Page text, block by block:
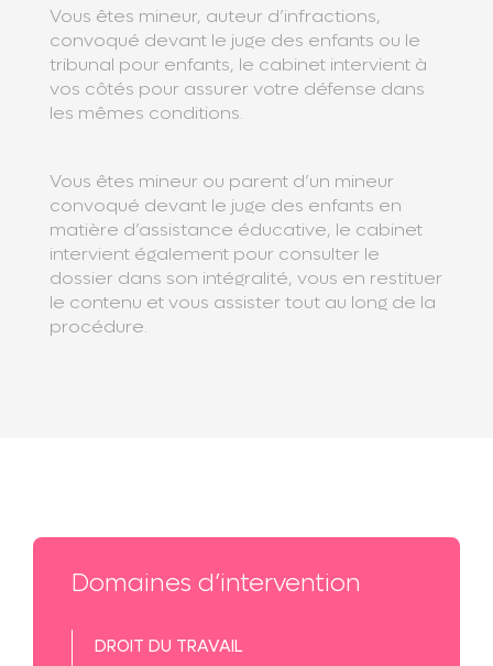
Vous êtes mineur, auteur d’infractions,
convoqué devant le juge des enfants ou le
tribunal pour enfants, le cabinet intervient à
vos côtés pour assurer votre défense dans
les mêmes conditions.
Vous êtes mineur ou parent d’un mineur
convoqué devant le juge des enfants en
matière d’assistance éducative, le cabinet
intervient également pour consulter le
dossier dans son intégralité, vous en restituer
le contenu et vous assister tout au long de la
procédure.
Domaines d’intervention
DROIT DU TRAVAIL